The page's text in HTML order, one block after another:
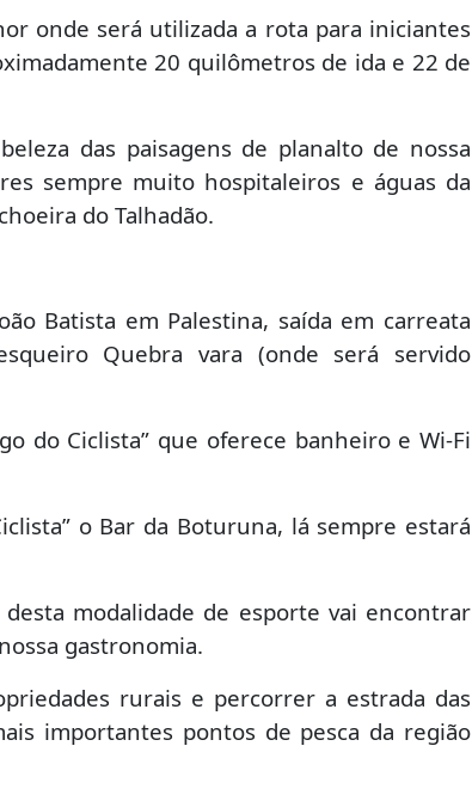
onde será utilizada a rota para iniciantes
20 quilômetros de ida e 22 de
das paisagens de planalto de nossa
sempre muito hospitaleiros e águas da
do Talhadão.
Batista em Palestina, saída em carreata
Quebra vara (onde será servido
do Ciclista” que oferece banheiro e Wi-Fi
o Bar da Boturuna, lá sempre estará
modalidade de esporte vai encontrar
gastronomia.
rurais e percorrer a estrada das
importantes pontos de pesca da região